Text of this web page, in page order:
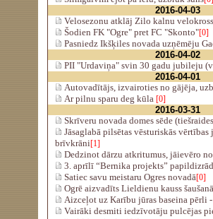
2016-04-03
Velosezonu atklāj Zilo kalnu
Šodien FK "Ogre" pret FC "Skonto"[0]
Pasniedz Ikšķiles novada uzņēmēju
2016-04-02
PII "Urdaviņa" svin 30 gadu jubileju
2016-04-01
Autovadītājs, izvairoties no gājēja,
Ar pilnu sparu deg kūla [0]
2016-03-31
Skrīveru novada domes sēde
Jāsaglabā pilsētas vēsturiskās
brīvkrāni[1]
Dedzinot dārzu atkritumus, jāievēro
3. aprīlī “Bernika projekts”
Satiec savu meistaru Ogres novadā[0]
Ogrē aizvadīts Lieldienu kauss šaušanā
Aizceļot uz Karību jūras baseina pērli
Vairāki desmiti iedzīvotāju pulcējas